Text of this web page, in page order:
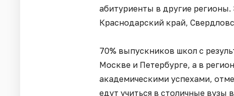
абитуриенты в другие
Краснодарский край,
70% выпускников школ с
Москве и Петербурге, а в
академическими успехами,
едут учиться в столичные вузы